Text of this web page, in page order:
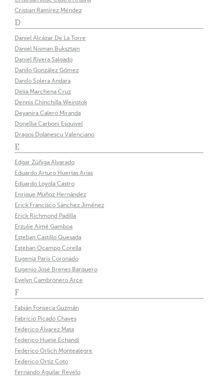
Cristian Ramírez Méndez
D
Daniel Alcázar De La Torre
Daniel Nisman Buksztajn
Daniel Rivera Salgado
Danilo González Gómez
Danilo Solera Andara
Delia Marchena Cruz
Dennis Chinchilla Weinstok
Deyanira Calero Miranda
Donellia Carboni Esquivel
Dragos Dolanescu Valenciano
E
Edgar Zúñiga Alvarado
Eduardo Arturo Huertas Arias
Eduardo Loyola Castro
Enrique Muñoz Hernández
Erick Francisco Sánchez Jiménez
Erick Richmond Padilla
Erzulie Aimé Gamboa
Esteban Castillo Quesada
Esteban Ocampo Corella
Eugenia Paris Coronado
Eugenio José Brenes Barquero
Evelyn Cambronero Arce
F
Fabián Fonseca Guzmán
Fabricio Picado Chaves
Federico Álvarez Mata
Federico Huete Echandi
Federico Orlich Montealegre
Federico Ortiz Coto
Fernando Aguilar Revelo